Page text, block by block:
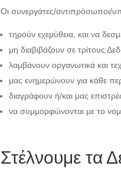
Οι συνεργάτες/αντιπρόσωποι/
τηρούν εχεμύθεια, και να
μη διαβιβάζουν σε τρίτους
λαμβάνουν οργανωτικά και
μας ενημερώνουν για κάθε
διαγράφουν ή/και μας
να συμμορφώνονται με το
Στέλνουμε τα